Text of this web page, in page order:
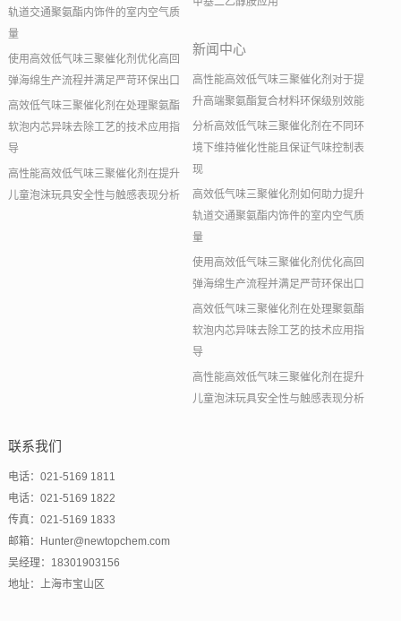
轨道交通聚氨酯内饰件的室内空气质
量
使用高效低气味三聚催化剂优化高回
弹海绵生产流程并满足严苛环保出口
高效低气味三聚催化剂在处理聚氨酯
软泡内芯异味去除工艺的技术应用指
导
高性能高效低气味三聚催化剂在提升
儿童泡沫玩具安全性与触感表现分析
新闻中心
高性能高效低气味三聚催化剂对于提
升高端聚氨酯复合材料环保级别效能
分析高效低气味三聚催化剂在不同环
境下维持催化性能且保证气味控制表
现
高效低气味三聚催化剂如何助力提升
轨道交通聚氨酯内饰件的室内空气质
量
使用高效低气味三聚催化剂优化高回
弹海绵生产流程并满足严苛环保出口
高效低气味三聚催化剂在处理聚氨酯
软泡内芯异味去除工艺的技术应用指
导
高性能高效低气味三聚催化剂在提升
儿童泡沫玩具安全性与触感表现分析
联系我们
电话：021-5169 1811
电话：021-5169 1822
传真：021-5169 1833
邮箱：Hunter@newtopchem.com
吴经理：18301903156
地址：上海市宝山区